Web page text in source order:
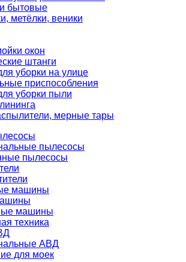
бытовые
метёлки, веники
окон
штанги
уборки на улице
приспособления
уборки пыли
мерные тары
пылесосы
пылесосы
машины
машины
техника
АВД
для моек